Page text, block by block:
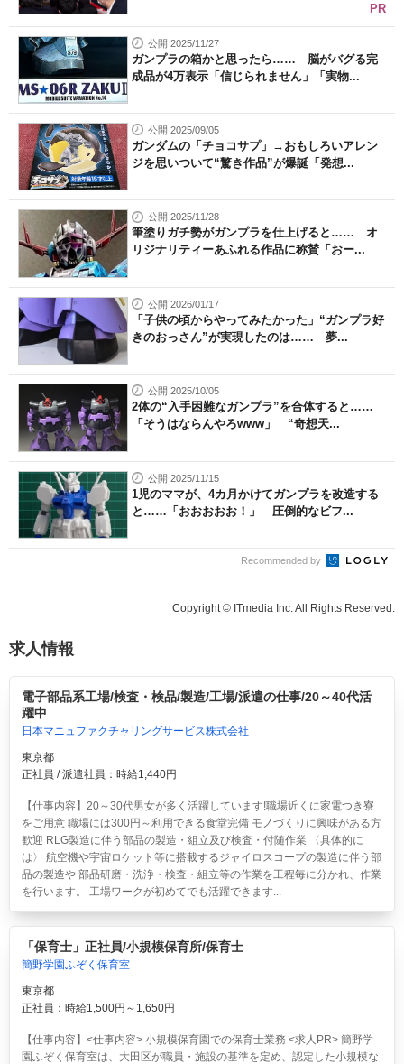
PR
公開 2025/11/27
ガンプラの箱かと思ったら…… 脳がバグる完
成品が4万表示「信じられません」「実物...
公開 2025/09/05
ガンダムの「チョコサプ」→おもしろいアレン
ジを思いついて“驚き作品”が爆誕「発想...
公開 2025/11/28
筆塗りガチ勢がガンプラを仕上げると…… オ
リジナリティーあふれる作品に称賛「おー...
公開 2026/01/17
「子供の頃からやってみたかった」“ガンプラ好
きのおっさん”が実現したのは…… 夢...
公開 2025/10/05
2体の“入手困難なガンプラ”を合体すると……
「そうはならんやろwww」 “奇想天...
公開 2025/11/15
1児のママが、4カ月かけてガンプラを改造する
と……「おおおおお！」 圧倒的なビフ...
Recommended by
Copyright © ITmedia Inc. All Rights Reserved.
求人情報
電子部品系工場/検査・検品/製造/工場/派遣の仕事/20～40代活
躍中
日本マニュファクチャリングサービス株式会社
東京都
正社員 / 派遣社員：時給1,440円
【仕事内容】20～30代男女が多く活躍しています!職場近くに家電つき寮
をご用意 職場には300円～利用できる食堂完備 モノづくりに興味がある方
歓迎 RLG製造に伴う部品の製造・組立及び検査・付随作業 〈具体的に
は〉 航空機や宇宙ロケット等に搭載するジャイロスコープの製造に伴う部
品の製造や 部品研磨・洗浄・検査・組立等の作業を工程毎に分かれ、作業
を行います。 工場ワークが初めてでも活躍できます...
「保育士」正社員/小規模保育所/保育士
簡野学園ふぞく保育室
東京都
正社員：時給1,500円～1,650円
【仕事内容】<仕事内容> 小規模保育園での保育士業務 <求人PR> 簡野学
園ふぞく保育室は、大田区が職員・施設の基準を定め、認定した小規模な